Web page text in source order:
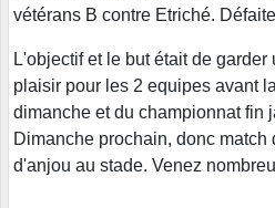
vétérans B contre Etriché.
L'objectif et le but était de
plaisir pour les 2 equipes avant
dimanche et du championnat fin
Dimanche prochain, donc
d'anjou au stade. Venez